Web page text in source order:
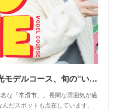
真っ赤な幸せ常滑観光モデルコース、旬の“いちご”を食べつくす！
な「常滑市」。長閑な雰囲気が過
だスポットも点在しています。